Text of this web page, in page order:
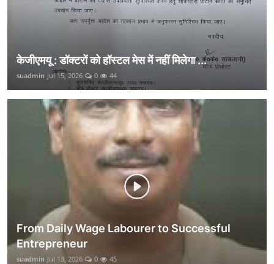
केजीएमयू : डॉक्टरों को हॉस्टल मेस में नहीं मिलेगा ...
suadmin Jul 15, 2026 0 44
From Daily Wage Labourer to Successful
Entrepreneur
suadmin Jul 13, 2026 0 45